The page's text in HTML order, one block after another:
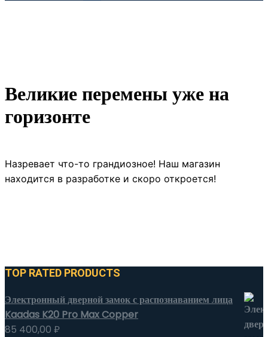
Великие перемены уже на
горизонте
Назревает что-то грандиозное! Наш магазин
находится в разработке и скоро откроется!
TOP RATED PRODUCTS
Электронный дверной замок с распознаванием лица
Kaadas K20 Pro Max Copper
85 400,00 ₽